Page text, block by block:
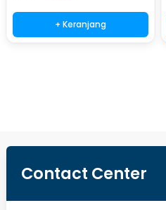
+ Keranjang
Contact Center